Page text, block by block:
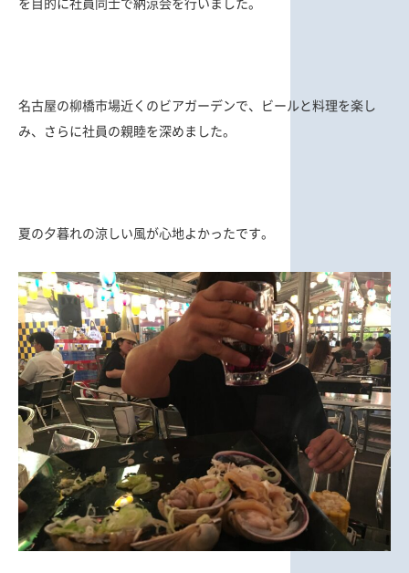
を目的に社員同士で納涼会を行いました。
名古屋の柳橋市場近くのビアガーデンで、ビールと料理を楽し
み、さらに社員の親睦を深めました。
夏の夕暮れの涼しい風が心地よかったです。